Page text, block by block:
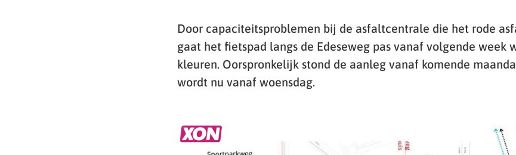
Door capaciteitsproblemen bij de asfaltcentrale die het rode
gaat het fietspad langs de Edeseweg pas vanaf volgende week
kleuren. Oorspronkelijk stond de aanleg vanaf komende
wordt nu vanaf woensdag.